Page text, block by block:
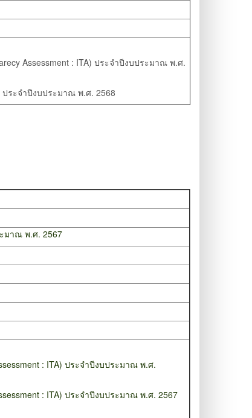
Assessment : ITA) ประจำปีงบประมาณ พ.ศ.
ระจำปีงบประมาณ พ.ศ. 2568
มาณ พ.ศ. 2567
: ITA) ประจำปีงบประมาณ พ.ศ.
: ITA) ประจำปีงบประมาณ พ.ศ. 2567